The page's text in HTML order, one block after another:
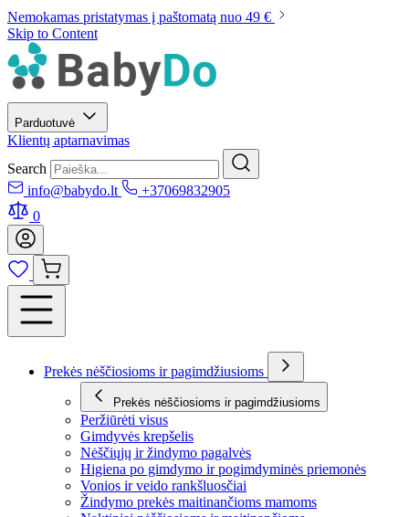
Nemokamas pristatymas į paštomatą nuo 49 €
Skip to Content
Parduotuvė
Klientų aptarnavimas
Search
info@babydo.lt
+37069832905
0
Prekės nėščiosioms ir pagimdžiusioms
Prekės nėščiosioms ir pagimdžiusioms
Peržiūrėti visus
Gimdyvės krepšelis
Nėščiųjų ir žindymo pagalvės
Higiena po gimdymo ir pogimdyminės priemonės
Vonios ir veido rankšluosčiai
Žindymo prekės maitinančioms mamoms